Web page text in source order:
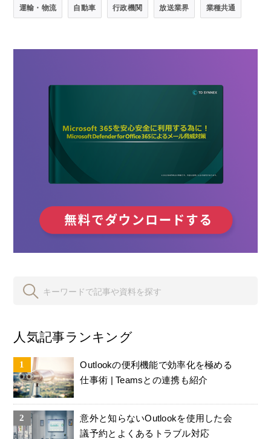
運輸・物流 自動車 行政機関 放送業界 業種共通
人気記事ランキング
Outlookの便利機能で効率化を極める
仕事術 | Teamsとの連携も紹介
意外と知らないOutlookを使用した会
議予約とよくあるトラブル対応